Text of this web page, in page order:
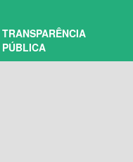
TRANSPARÊNCIA
PÚBLICA